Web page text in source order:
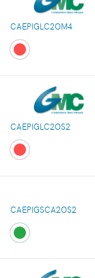
CAEPIGLC2OM4
CAEPIGLC2OS2
CAEPIGSCA2OS2